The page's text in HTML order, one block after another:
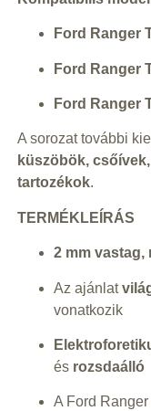
Ford Ranger
Ford Ranger
Ford Ranger
A sorozat további
küszöbök,
tartozékok.
TERMÉKLEÍRÁS
2 mm vastag,
Az ajánlat
vonatkozik
és rozsdaálló
A Ford